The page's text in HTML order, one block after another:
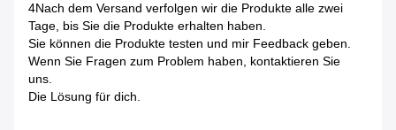
4Nach dem Versand verfolgen wir die Produkte alle zwei
Tage, bis Sie die Produkte erhalten haben.
Sie können die Produkte testen und mir Feedback geben.
Wenn Sie Fragen zum Problem haben, kontaktieren Sie
uns.
Die Lösung für dich.